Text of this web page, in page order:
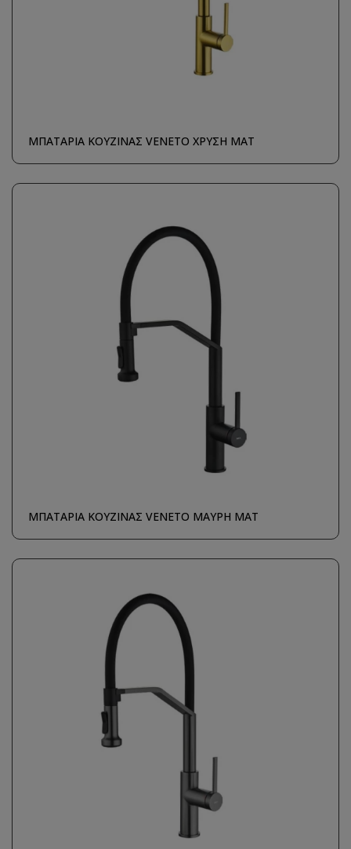
ΜΠΑΤΑΡΙΑ ΚΟΥΖΙΝΑΣ VENETO ΧΡΥΣΗ ΜΑΤ
ΜΠΑΤΑΡΙΑ ΚΟΥΖΙΝΑΣ VENETO ΜΑΥΡΗ ΜΑΤ